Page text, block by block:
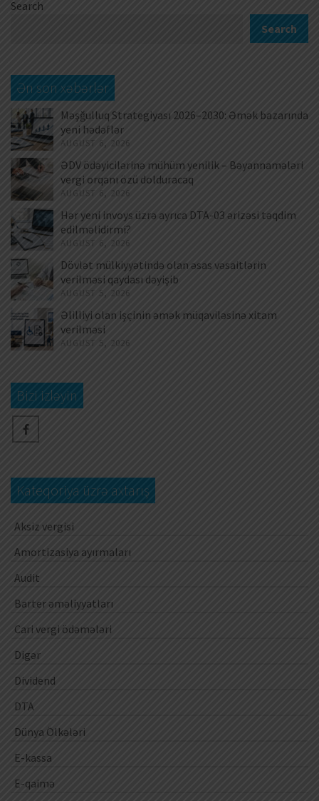
Search
Search
Ən son xəbərlər
Məşğulluq Strategiyası 2026–2030: Əmək bazarında
yeni hədəflər
AUGUST 6, 2026
ƏDV ödəyicilərinə mühüm yenilik – Bəyannamələri
vergi orqanı özü dolduracaq
AUGUST 6, 2026
Hər yeni invoys üzrə ayrıca DTA-03 ərizəsi təqdim
edilməlidirmi?
AUGUST 6, 2026
Dövlət mülkiyyətində olan əsas vəsaitlərin
verilməsi qaydası dəyişib
AUGUST 5, 2026
Əlilliyi olan işçinin əmək müqaviləsinə xitam
verilməsi
AUGUST 5, 2026
Bizi izləyin
Kateqoriya üzrə axtarış
Aksiz vergisi
Amortizasiya ayırmaları
Audit
Barter əməliyyatları
Cari vergi ödəmələri
Digər
Dividend
DTA
Dünya Ölkələri
E-kassa
E-qaimə